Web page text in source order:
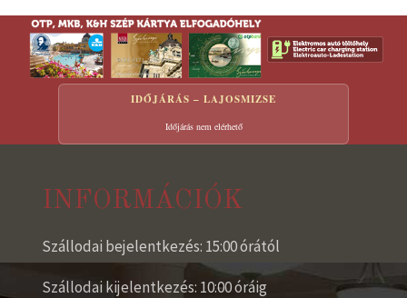
IDŐJÁRÁS – LAJOSMIZSE
Időjárás nem elérhető
INFORMÁCIÓK
Szállodai bejelentkezés: 15:00 órától
Szállodai kijelentkezés: 10:00 óráig